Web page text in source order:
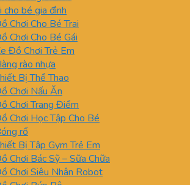
bé gia đình
Chơi Cho Bé Trai
Chơi Cho Bé Gái
Đồ Chơi Trẻ Em
rào nhựa
Bị Thể Thao
Chơi Nấu Ăn
Chơi Trang Điểm
Chơi Học Tập Cho Bé
rổ
Bị Tập Gym Trẻ Em
Chơi Bác Sỹ – Sữa Chữa
Chơi Siêu Nhân Robot